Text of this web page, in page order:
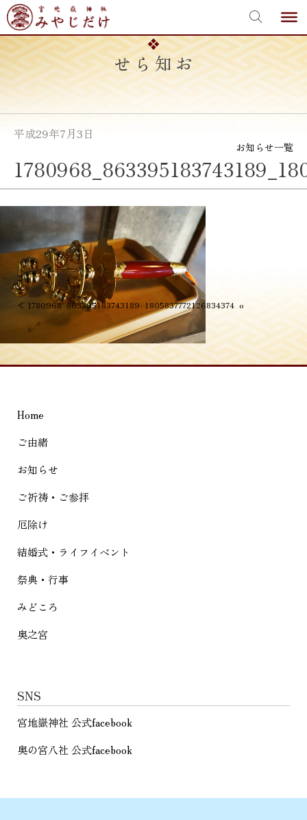
Skip
to
content
お知らせ
平成29年7月3日
お知らせ一覧
投
稿
ナ
ー
シ
ョ
ン
≪ 1780968_863395183743189_1805837772126834374_o
Home
ご由緒
お知らせ
ご祈祷・ご参拝
厄除け
結婚式・ライフイベント
祭典・行事
みどころ
奥之宮
SNS
宮地嶽神社 公式facebook
奥の宮八社 公式facebook